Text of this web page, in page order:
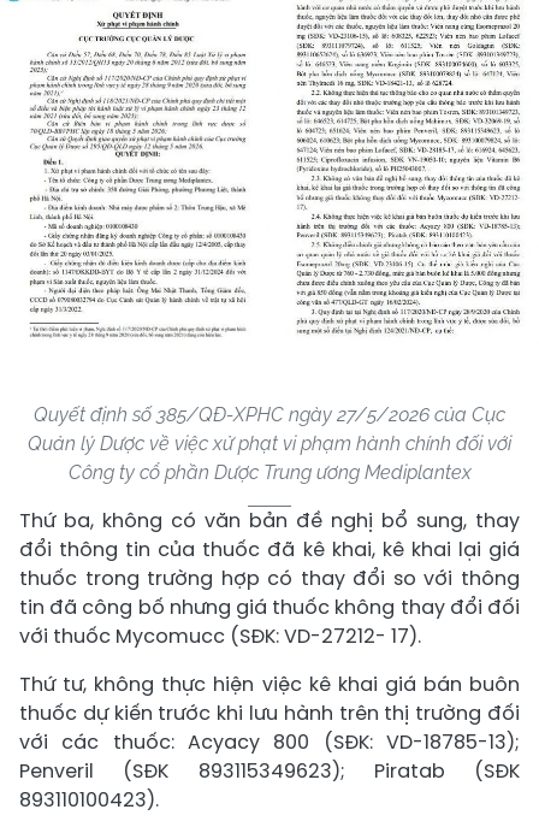
Quyết định số 385/QĐ-XPHC ngày 27/5/2026 của Cục
Quản lý Dược về việc xử phạt vi phạm hành chính đối với
Công ty cổ phần Dược Trung ương Mediplantex
Thứ ba, không có văn bản đề nghị bổ sung, thay
đổi thông tin của thuốc đã kê khai, kê khai lại giá
thuốc trong trường hợp có thay đổi so với thông
tin đã công bố nhưng giá thuốc không thay đổi đối
với thuốc Mycomucc (SĐK: VD-27212- 17).
Thứ tư, không thực hiện việc kê khai giá bán buôn
thuốc dự kiến trước khi lưu hành trên thị trường đối
với các thuốc: Acyacy 800 (SĐK: VD-18785-13);
Penveril (SĐK 893115349623); Piratab (SĐK
893110100423).